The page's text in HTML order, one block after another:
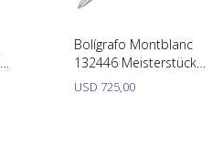
Bolígrafo Montblanc
132446 Meisterstück
Classique
USD 725,00